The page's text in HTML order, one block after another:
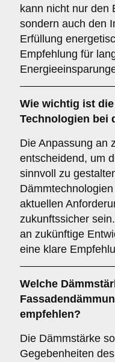
kann nicht nur den
sondern auch den
Erfüllung
Empfehlung für
Wie wichtig ist die
Technologien bei
Die Anpassung an
entscheidend, um
sinnvoll zu
aktuellen
zukunftssicher
an zukünftige
eine klare
Welche
empfehlen?
Die Dämmstärke
Gegebenheiten